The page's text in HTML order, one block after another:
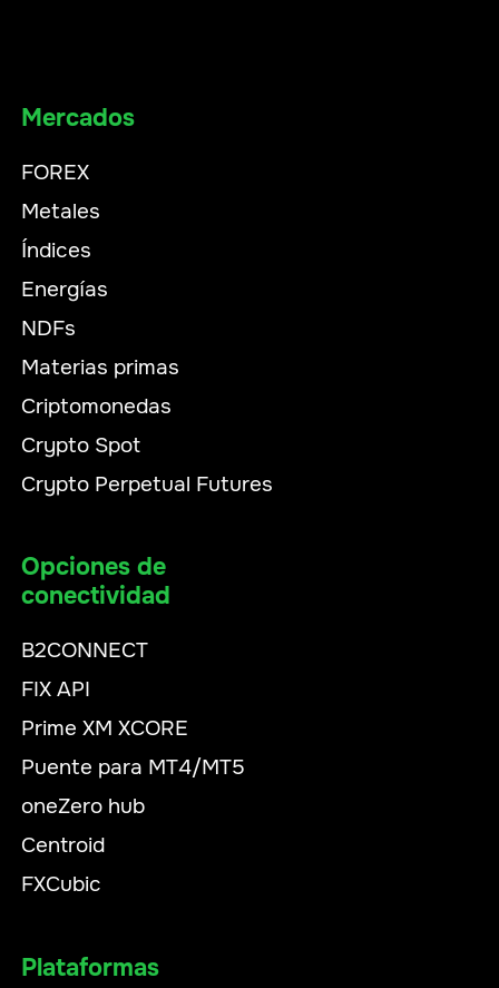
Mercados
FOREX
Metales
Índices
Energías
NDFs
Materias primas
Criptomonedas
Crypto Spot
Crypto Perpetual Futures
Opciones de
conectividad
B2CONNECT
FIX API
Prime XM XCORE
Puente para MT4/MT5
oneZero hub
Centroid
FXCubic
Plataformas